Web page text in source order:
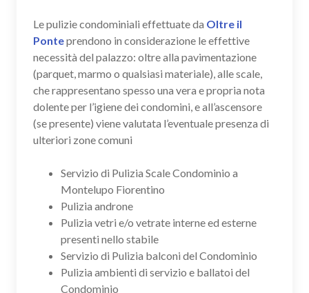
Le pulizie condominiali effettuate da Oltre il
Ponteprendono in considerazione le effettive
necessità del palazzo: oltre alla pavimentazione
(parquet, marmo o qualsiasi materiale), alle scale,
che rappresentano spesso una vera e propria nota
dolente per l’igiene dei condomini, e all’ascensore
(se presente) viene valutata l’eventuale presenza di
ulteriori zone comuni
Servizio di Pulizia Scale Condominio a
Montelupo Fiorentino
Pulizia androne
Pulizia vetri e/o vetrate interne ed esterne
presenti nello stabile
Servizio di Pulizia balconi del Condominio
Pulizia ambienti di servizio e ballatoi del
Condominio